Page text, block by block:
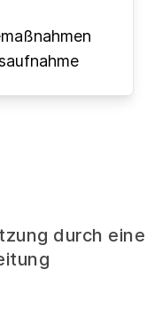
durch eine